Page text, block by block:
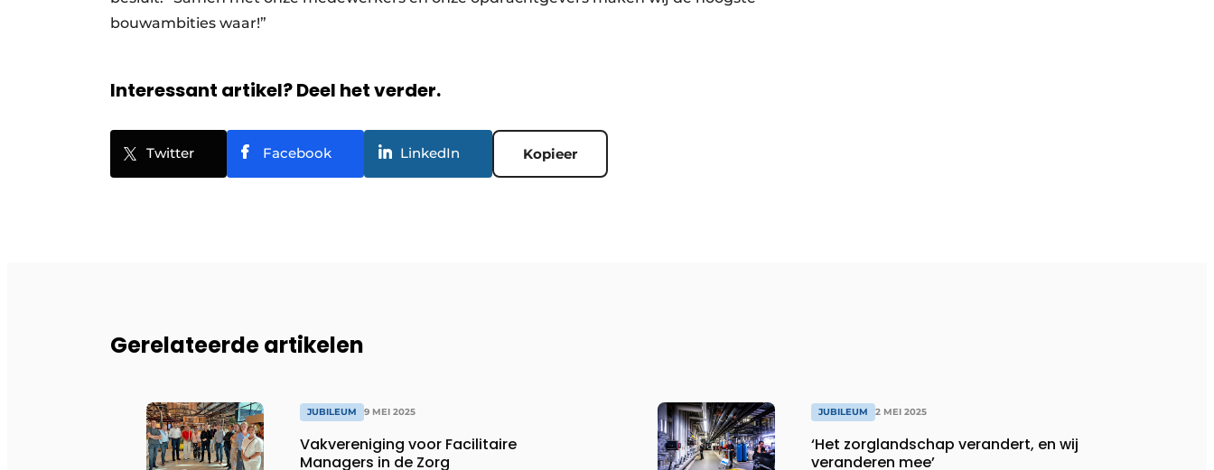
bouwambities waar!”
Interessant artikel? Deel het verder.
Twitter Facebook LinkedIn Kopieer
Gerelateerde artikelen
JUBILEUM 9 MEI 2025
Vakvereniging voor Facilitaire
Managers in de Zorg
JUBILEUM 2 MEI 2025
‘Het zorglandschap verandert, en wij
veranderen mee’